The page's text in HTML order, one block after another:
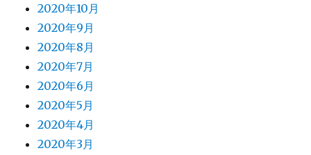
2020年10月
2020年9月
2020年8月
2020年7月
2020年6月
2020年5月
2020年4月
2020年3月